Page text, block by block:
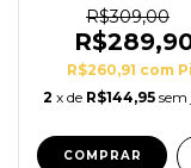
R$309,00
R$260,91 com
2 x de R$144,95 sem